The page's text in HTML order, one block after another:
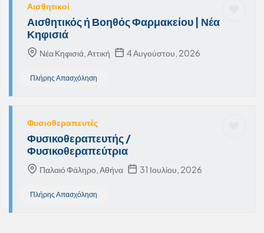
Αισθητικοί
Αισθητικός ή Βοηθός Φαρμακείου | Νέα
Κηφισιά
Νέα Κηφισιά, Αττική 4 Αυγούστου, 2026
Πλήρης Απασχόληση
Φυσιοθεραπευτές
Φυσικοθεραπευτής /
Φυσικοθεραπεύτρια
Παλαιό Φάληρο, Αθήνα 31 Ιουλίου, 2026
Πλήρης Απασχόληση